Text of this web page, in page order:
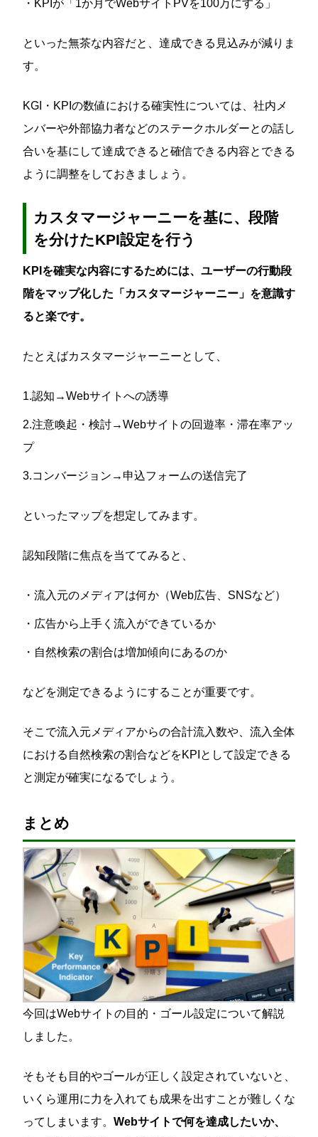
・KPIが「1か月でWebサイトPVを100万にする」
といった無茶な内容だと、達成できる見込みが減りま
す。
KGI・KPIの数値における確実性については、社内メ
ンバーや外部協力者などのステークホルダーとの話し
合いを基にして達成できると確信できる内容とできる
ように調整をしておきましょう。
カスタマージャーニーを基に、段階
を分けたKPI設定を行う
KPIを確実な内容にするためには、ユーザーの行動段
階をマップ化した「カスタマージャーニー」を意識す
ると楽です。
たとえばカスタマージャーニーとして、
1.認知→Webサイトへの誘導
2.注意喚起・検討→Webサイトの回遊率・滞在率アッ
プ
3.コンバージョン→申込フォームの送信完了
といったマップを想定してみます。
認知段階に焦点を当ててみると、
・流入元のメディアは何か（Web広告、SNSなど）
・広告から上手く流入ができているか
・自然検索の割合は増加傾向にあるのか
などを測定できるようにすることが重要です。
そこで流入元メディアからの合計流入数や、流入全体
における自然検索の割合などをKPIとして設定できる
と測定が確実になるでしょう。
まとめ
今回はWebサイトの目的・ゴール設定について解説
しました。
そもそも目的やゴールが正しく設定されていないと、
いくら運用に力を入れても成果を出すことが難しくな
ってしまいます。 Webサイトで何を達成したいか、